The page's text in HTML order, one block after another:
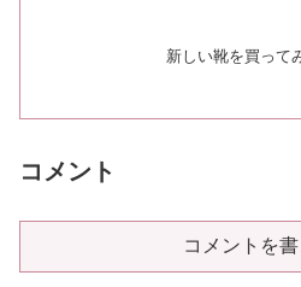
新しい靴を買って
コメント
コメントを